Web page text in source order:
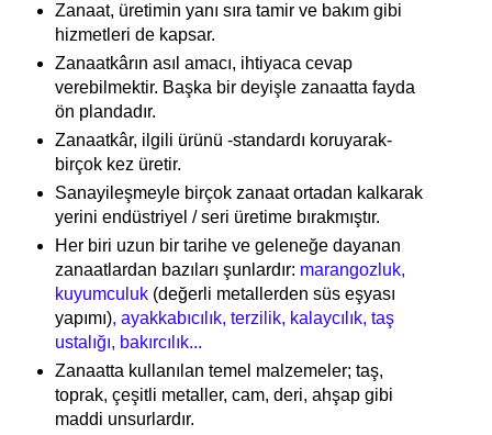
Zanaat, üretimin yanı sıra tamir ve bakım gibi
hizmetleri de kapsar.
Zanaatkârın asıl amacı, ihtiyaca cevap
verebilmektir. Başka bir deyişle zanaatta fayda
ön plandadır.
Zanaatkâr, ilgili ürünü -standardı koruyarak-
birçok kez üretir.
Sanayileşmeyle birçok zanaat ortadan kalkarak
yerini endüstriyel / seri üretime bırakmıştır.
Her biri uzun bir tarihe ve geleneğe dayanan
zanaatlardan bazıları şunlardır: marangozluk,
kuyumculuk (değerli metallerden süs eşyası
yapımı), ayakkabıcılık, terzilik, kalaycılık, taş
ustalığı, bakırcılık...
Zanaatta kullanılan temel malzemeler; taş,
toprak, çeşitli metaller, cam, deri, ahşap gibi
maddi unsurlardır.